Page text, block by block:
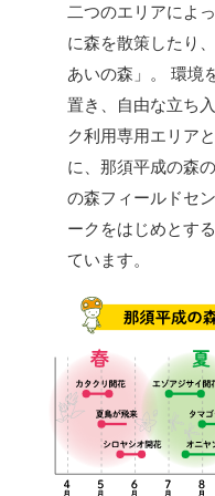
二つのエリアによ
に森を散策したり
あいの森」。 環境
置き、自由な立ち
ク利用専用エリア
に、那須平成の森
の森フィールドセ
ークをはじめとす
ています。